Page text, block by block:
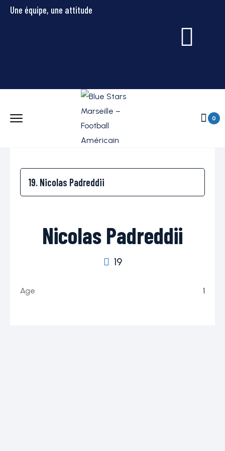
Une équipe, une attitude
0
Nicolas Padreddii
19
Age 1